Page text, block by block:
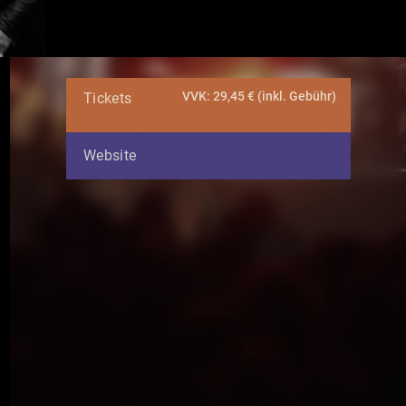
Tickets VVK: 29,45 € (inkl. Gebühr)
Website